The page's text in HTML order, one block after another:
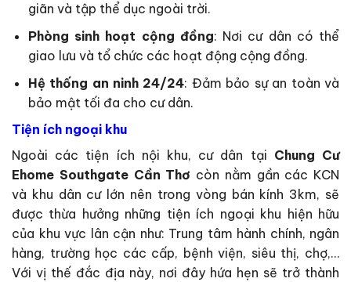
giãn và tập thể dục ngoài trời.
Phòng sinh hoạt cộng đồng: Nơi cư dân có thể
giao lưu và tổ chức các hoạt động cộng đồng.
Hệ thống an ninh 24/24: Đảm bảo sự an toàn và
bảo mật tối đa cho cư dân.
Tiện ích ngoại khu
Ngoài các tiện ích nội khu, cư dân tại Chung Cư
Ehome Southgate Cần Thơ còn nằm gần các KCN
và khu dân cư lớn nên trong vòng bán kính 3km, sẽ
được thừa hưởng những tiện ích ngoại khu hiện hữu
của khu vực lân cận như: Trung tâm hành chính, ngân
hàng, trường học các cấp, bệnh viện, siêu thị, chợ,…
Với vị thế đắc địa này, nơi đây hứa hẹn sẽ trở thành